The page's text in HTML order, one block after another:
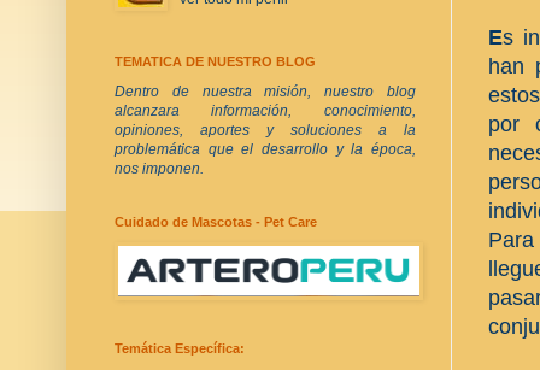
Es
han
por
TEMATICA DE NUESTRO BLOG
Dentro de nuestra misión, nuestro blog
alcanzara información, conocimiento,
opiniones, aportes y soluciones a la
problemática que el desarrollo y la época,
nos imponen.
Cuidado de Mascotas - Pet Care
Temática Específica: